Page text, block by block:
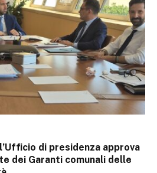
di presidenza approva
dei Garanti comunali delle